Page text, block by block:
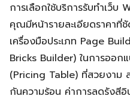
การเลือกใช้บริการรับทำเว็บ
คุณมีหน้ารายละเอียดราคาที่
เครื่องมือประเภท Page
Bricks Builder) ในการออก
(Pricing Table) ที่สวยงาม
กันความร้อน ค่าการลดรังสีอิ